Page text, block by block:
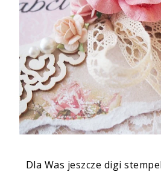
Dla Was jeszcze digi